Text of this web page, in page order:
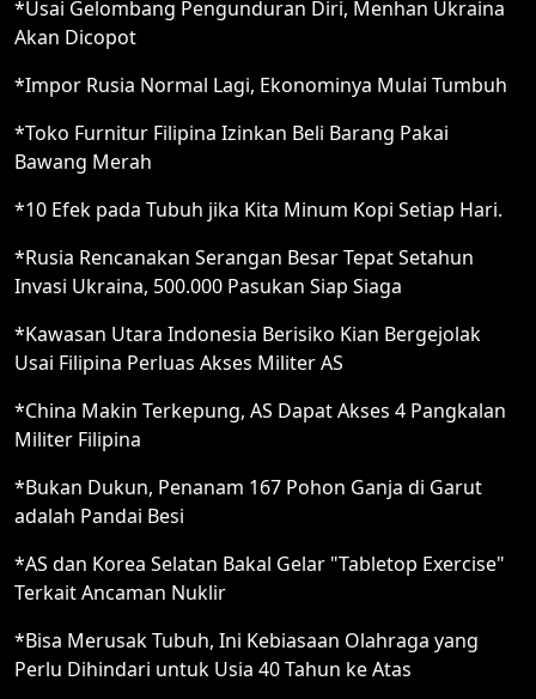
*Usai Gelombang Pengunduran Diri, Menhan Ukraina
Akan Dicopot
*Impor Rusia Normal Lagi, Ekonominya Mulai Tumbuh
*Toko Furnitur Filipina Izinkan Beli Barang Pakai
Bawang Merah
*10 Efek pada Tubuh jika Kita Minum Kopi Setiap Hari.
*Rusia Rencanakan Serangan Besar Tepat Setahun
Invasi Ukraina, 500.000 Pasukan Siap Siaga
*Kawasan Utara Indonesia Berisiko Kian Bergejolak
Usai Filipina Perluas Akses Militer AS
*China Makin Terkepung, AS Dapat Akses 4 Pangkalan
Militer Filipina
*Bukan Dukun, Penanam 167 Pohon Ganja di Garut
adalah Pandai Besi
*AS dan Korea Selatan Bakal Gelar "Tabletop Exercise"
Terkait Ancaman Nuklir
*Bisa Merusak Tubuh, Ini Kebiasaan Olahraga yang
Perlu Dihindari untuk Usia 40 Tahun ke Atas